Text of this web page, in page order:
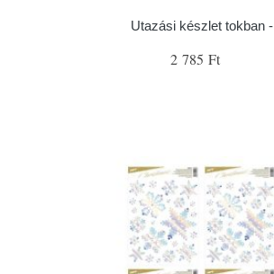
Utazási készlet tokban -
2 785 Ft